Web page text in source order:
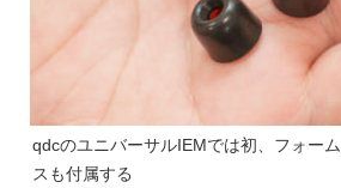
qdcのユニバーサルIEMでは初、フォー
スも付属する